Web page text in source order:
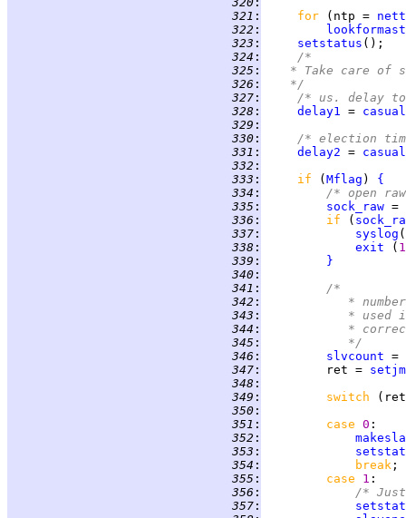
321 : for (ntp =
322 :
323 : setstatus
324 :
/*
325 :
* Take care of
326 :
	 */
327 :
/* us. delay to
328 : delay1 = casual
329 :
330 :
/* election
331 : delay2 = casual
332 :
333 : if ( Mflag ) {
334 :
/* open
335 : sock_raw =
336 : if (
337 : syslog (
338 : exit ( 1
339 :
}
340 :
341 :
/*
342 :
*
343 :
*
344 :
*
345 :
		 */
346 : slvcount =
347 :
         ret =
348 :
349 : switch
350 :
351 : case 0
352 :
353 :
354 : break
355 : case 1
356 :
/*
357 :